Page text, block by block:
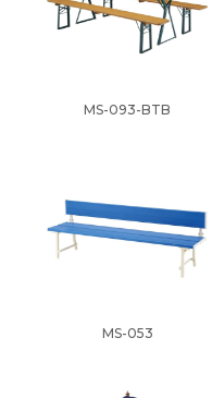
MS-093-BTB
MS-053